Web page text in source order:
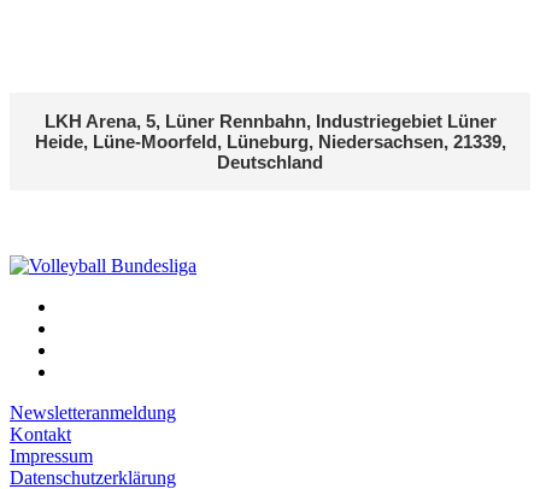
LKH Arena, 5, Lüner Rennbahn, Industriegebiet Lüner
Heide, Lüne-Moorfeld, Lüneburg, Niedersachsen, 21339,
Deutschland
Newsletteranmeldung
Kontakt
Impressum
Datenschutzerklärung